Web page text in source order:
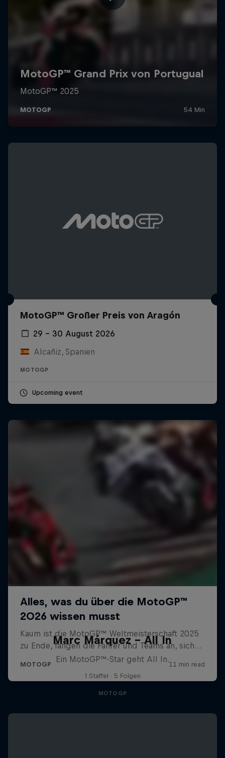
MotoGP™ Großer Preis von Aragón
29 – 30 August 2026
Alcañiz, Spanien
MOTOGP
Upcoming event
Marc Márquez – All In
Ein MotoGP™-Star geht All In.
1 Staffel · 5 Folgen
MOTOGP